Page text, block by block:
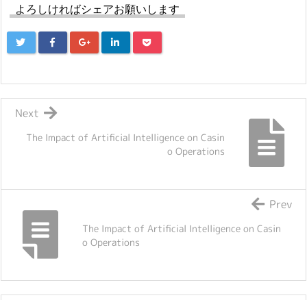
よろしければシェアお願いします
The Impact of Artificial Intelligence on Casin
o Operations
Next
The Impact of Artificial Intelligence on Casin
o Operations
Prev